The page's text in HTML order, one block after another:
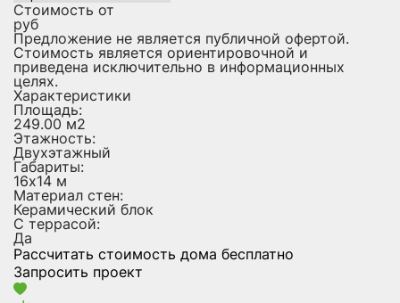
Стоимость от
руб
Предложение не является публичной офертой.
Стоимость является ориентировочной и
приведена исключительно в информационных
целях.
Характеристики
Площадь:
249.00 м2
Этажность:
Двухэтажный
Габариты:
16х14 м
Материал стен:
Керамический блок
С террасой:
Да
Рассчитать стоимость дома бесплатно
Запросить проект